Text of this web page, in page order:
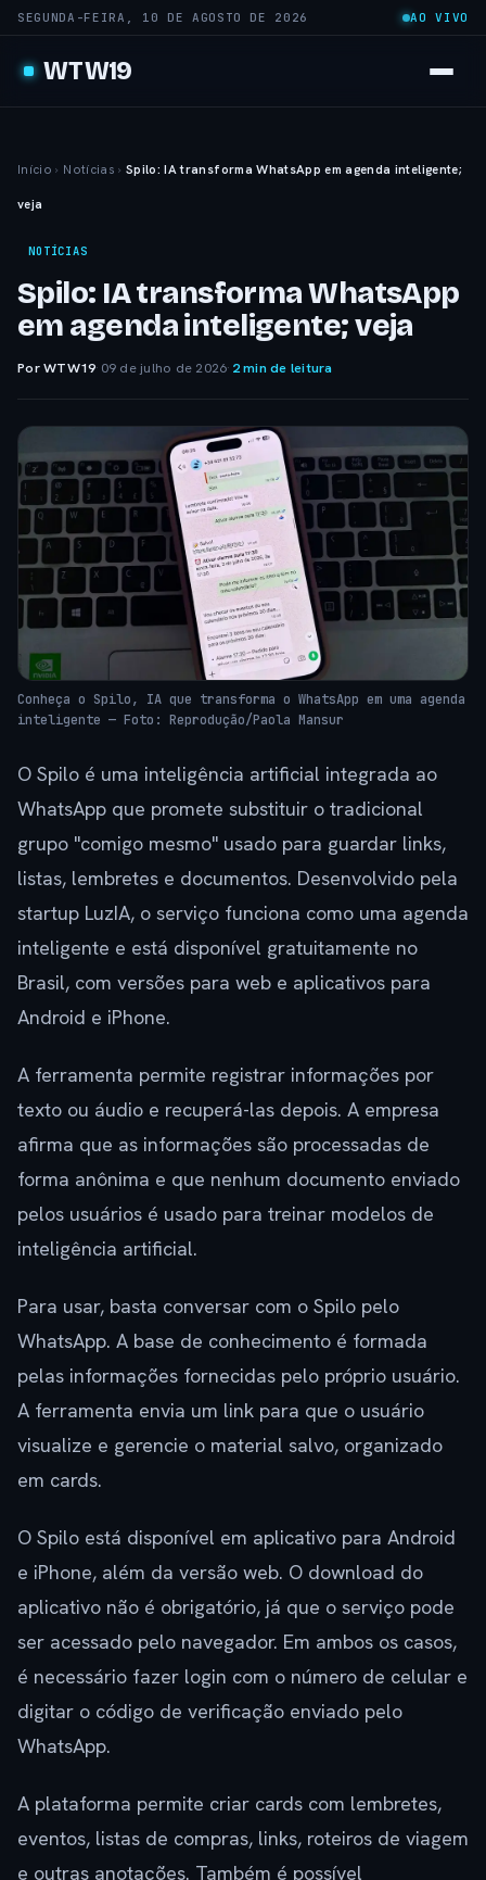
SEGUNDA-FEIRA, 10 DE AGOSTO DE 2026 AO VIVO
WTW19
Início › Notícias › Spilo: IA transforma WhatsApp em agenda inteligente;
veja
NOTÍCIAS
Spilo: IA transforma WhatsApp
em agenda inteligente; veja
Por WTW19· 09 de julho de 2026· 2 min de leitura
Conheça o Spilo, IA que transforma o WhatsApp em uma agenda
inteligente — Foto: Reprodução/Paola Mansur
O Spilo é uma inteligência artificial integrada ao
WhatsApp que promete substituir o tradicional
grupo "comigo mesmo" usado para guardar links,
listas, lembretes e documentos. Desenvolvido pela
startup LuzIA, o serviço funciona como uma agenda
inteligente e está disponível gratuitamente no
Brasil, com versões para web e aplicativos para
Android e iPhone.
A ferramenta permite registrar informações por
texto ou áudio e recuperá-las depois. A empresa
afirma que as informações são processadas de
forma anônima e que nenhum documento enviado
pelos usuários é usado para treinar modelos de
inteligência artificial.
Para usar, basta conversar com o Spilo pelo
WhatsApp. A base de conhecimento é formada
pelas informações fornecidas pelo próprio usuário.
A ferramenta envia um link para que o usuário
visualize e gerencie o material salvo, organizado
em cards.
O Spilo está disponível em aplicativo para Android
e iPhone, além da versão web. O download do
aplicativo não é obrigatório, já que o serviço pode
ser acessado pelo navegador. Em ambos os casos,
é necessário fazer login com o número de celular e
digitar o código de verificação enviado pelo
WhatsApp.
A plataforma permite criar cards com lembretes,
eventos, listas de compras, links, roteiros de viagem
e outras anotações. Também é possível